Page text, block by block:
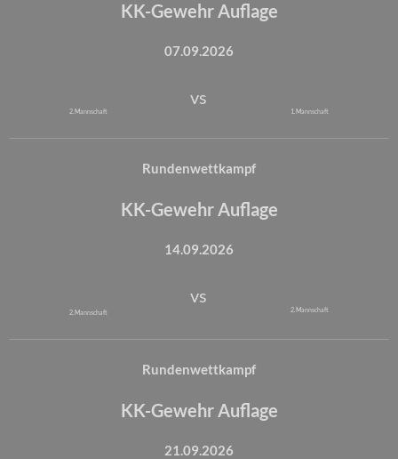
KK-Gewehr Auflage
07.09.2026
2. Mannschaft
vs
1. Mannschaft
Rundenwettkampf
KK-Gewehr Auflage
14.09.2026
2. Mannschaft
vs
2. Mannschaft
Rundenwettkampf
KK-Gewehr Auflage
21.09.2026